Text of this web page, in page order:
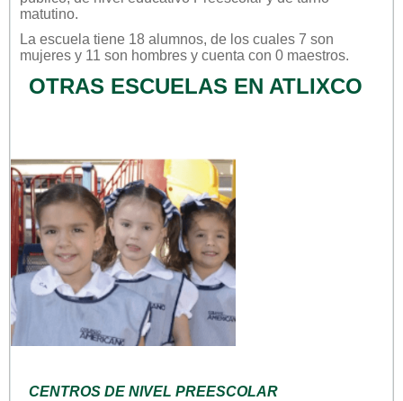
matutino.
La escuela tiene 18 alumnos, de los cuales 7 son
mujeres y 11 son hombres y cuenta con 0 maestros.
OTRAS ESCUELAS EN ATLIXCO
CENTROS DE NIVEL PREESCOLAR